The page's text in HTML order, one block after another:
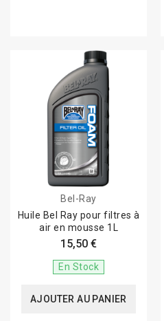
Bel-Ray
Huile Bel Ray pour filtres à
air en mousse 1L
15,50 €
En Stock
AJOUTER AU PANIER